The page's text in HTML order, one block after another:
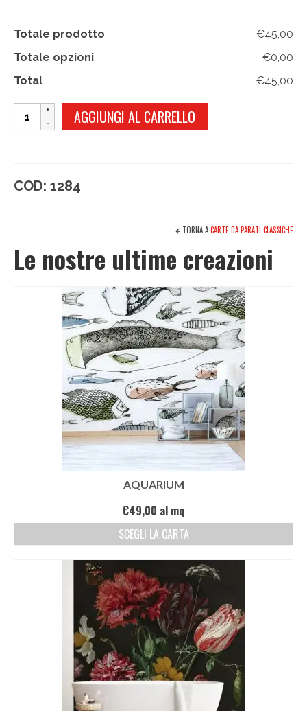
Totale prodotto
€45,00
Totale opzioni
€0,00
Total
€45,00
PLUS
AGGIUNGI AL CARRELLO
COD: 1284
TORNA ACARTE DA PARATI CLASSICHE
Le nostre ultime creazioni
AQUARIUM
€49,00 al mq
SCEGLI LA CARTA